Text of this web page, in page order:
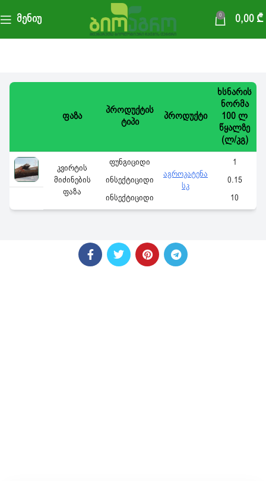
Მენიუ 0 0,00 ₾
ᲤᲐᲖᲐ
ᲞᲠᲝᲓᲣᲥᲢᲘᲡ
ᲢᲘᲞᲘ
ᲞᲠᲝᲓᲣᲥᲢᲘ
ᲮᲡᲜᲐᲠᲘᲡ
ᲜᲝᲠᲛᲐ
100 Ლ
ᲬᲧᲐᲚᲖᲔ
(Ლ/ᲙᲒ)
კვირტის
მიძინების
ფაზა
ფუნგიციდი
ინსექტიციდი
ინსექტიციდი
აგროკატენა
სკ
1
0.15
10